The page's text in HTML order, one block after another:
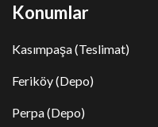
Konumlar
Kasımpaşa (Teslimat)
Feriköy (Depo)
Perpa (Depo)